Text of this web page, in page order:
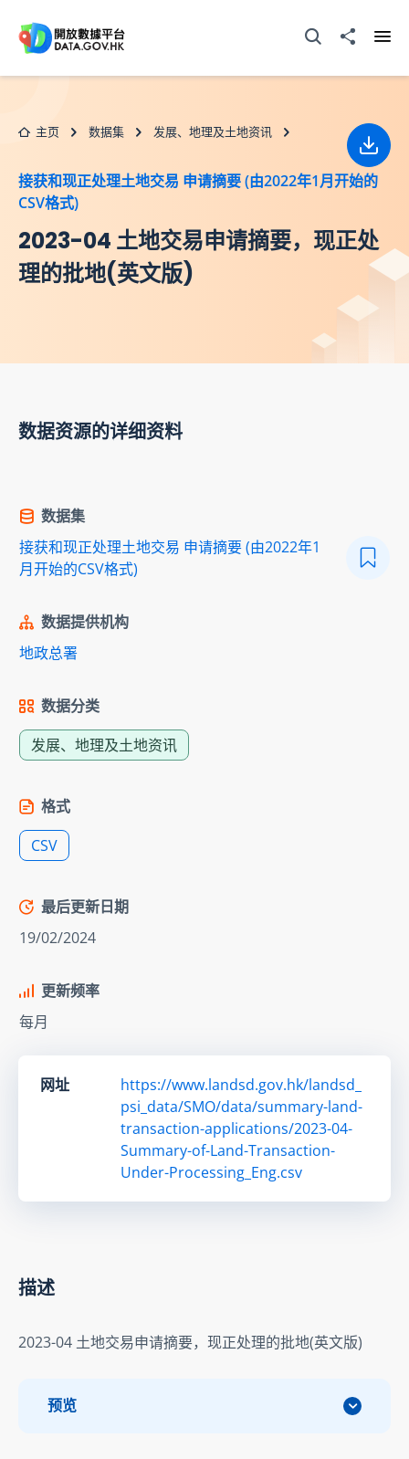
打开搜寻器分享至
主页 数据集 发展、地理及土地资讯
接获和现正处理土地交易 申请摘要 (由2022年1月开始的
CSV格式)
2023-04 土地交易申请摘要，现正处
理的批地(英文版)
下载
数据资源的详细资料
数据集
接获和现正处理土地交易 申请摘要 (由2022年1
月开始的CSV格式)
数据提供机构
地政总署
数据分类
发展、地理及土地资讯
格式
CSV
最后更新日期
19/02/2024
更新频率
每月
网址
https://www.landsd.gov.hk/landsd_
psi_data/SMO/data/summary-land-
transaction-applications/2023-04-
Summary-of-Land-Transaction-
Under-Processing_Eng.csv
描述
2023-04 土地交易申请摘要，现正处理的批地(英文版)
预览